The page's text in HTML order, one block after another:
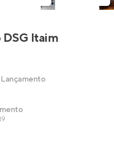
DSG Itaim